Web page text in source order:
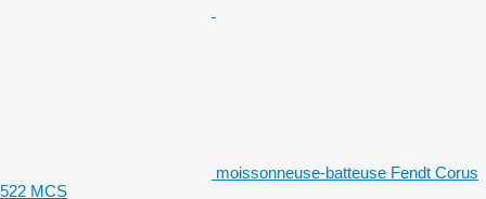
moissonneuse-batteuse Fendt Corus
522 MCS